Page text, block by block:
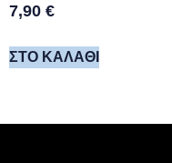
7,90 €
ΣΤΟ ΚΑΛΆΘΙ